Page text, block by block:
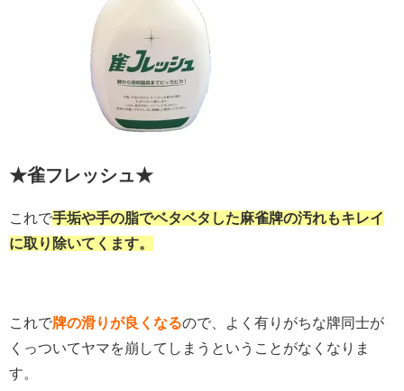
★雀フレッシュ★
これで手垢や手の脂でベタベタした麻雀牌の汚れもキレイ
に取り除いてくます。
これで牌の滑りが良くなるので、よく有りがちな牌同士が
くっついてヤマを崩してしまうということがなくなりま
す。